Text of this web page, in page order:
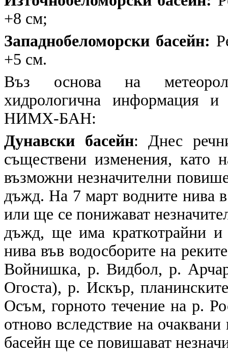
+8 см;
Западнобеломорски басейн:
+5 см.
Въз основа на
хидрологична информация и
НИМХ-БАН:
Дунавски басейн: Днес
съществени изменения, като
възможни незначителни
дъжд. На 7 март водните нива
или ще се понижават
дъжд, ще има краткотрайни и
нива във водосборите на
Войнишка, р. Видбол, р.
Огоста), р. Искър,
Осъм, горното течение на р.
отново вследствие на
басейн ще се повишават